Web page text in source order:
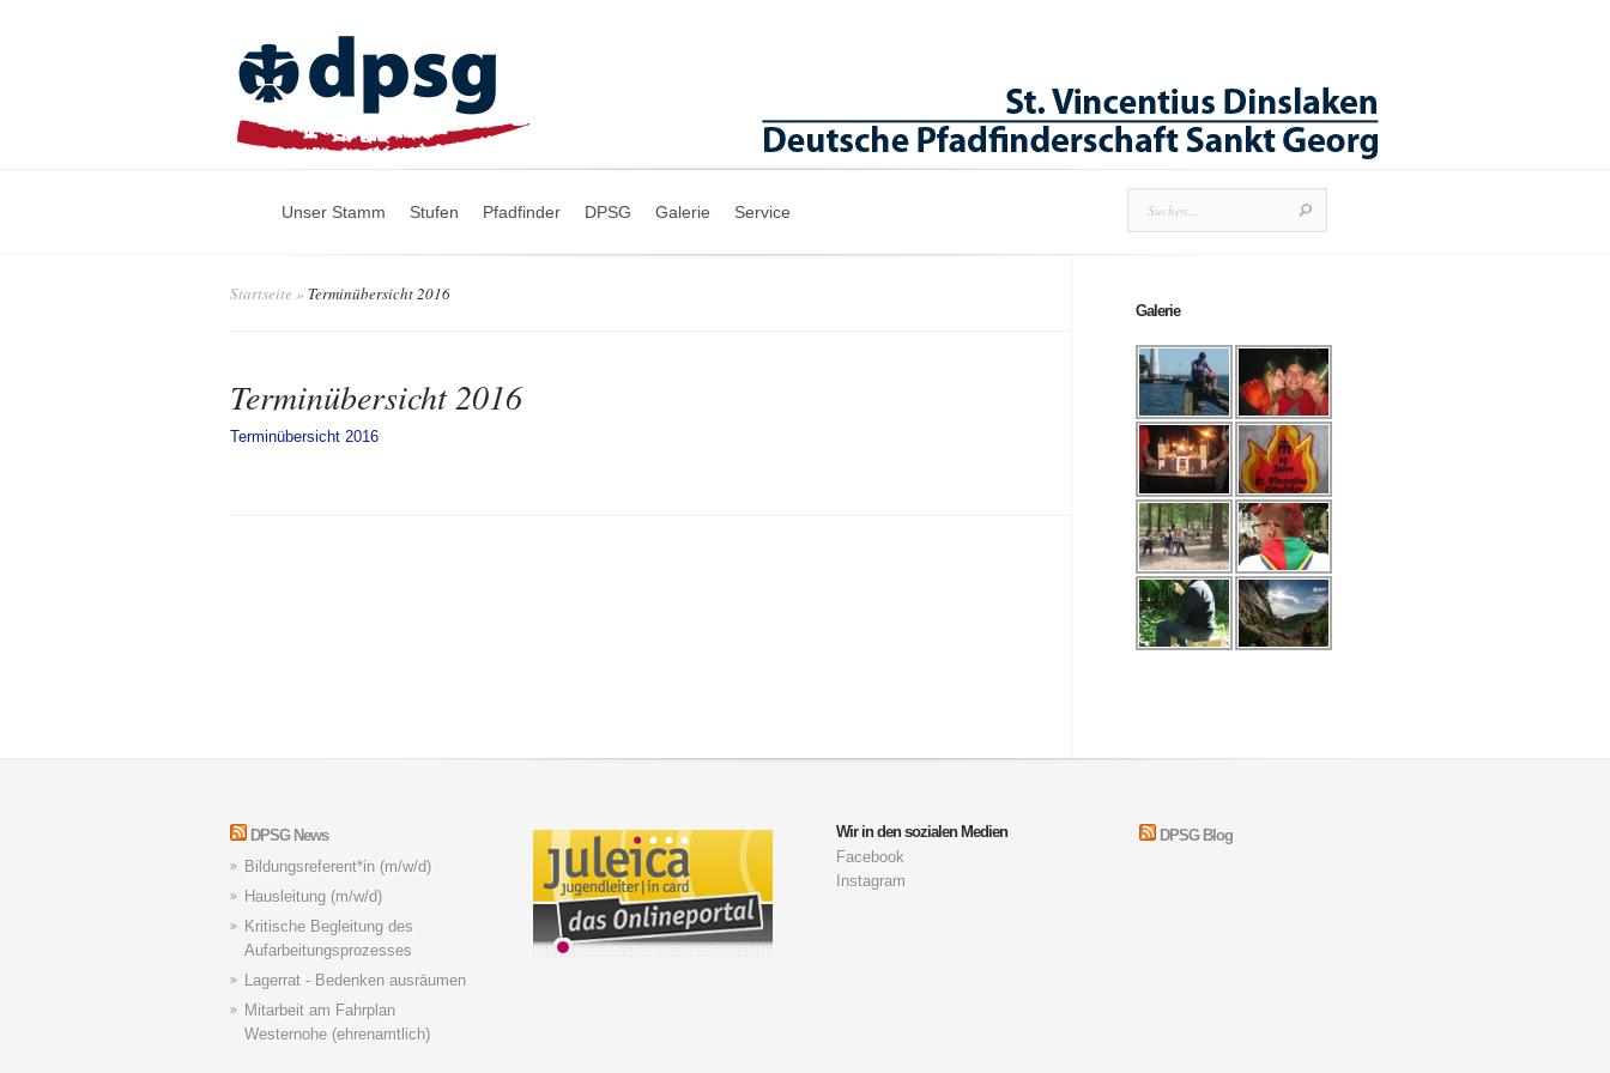
Unser Stamm Stufen Pfadfinder DPSG Galerie Service
Startseite » Terminübersicht 2016
Terminübersicht 2016
Terminübersicht 2016
Galerie
DPSG News
Bildungsreferent*in (m/w/d)
Hausleitung (m/w/d)
Kritische Begleitung des
Aufarbeitungsprozesses
Lagerrat - Bedenken ausräumen
Mitarbeit am Fahrplan
Westernohe (ehrenamtlich)
Wir in den sozialen Medien
Facebook
Instagram
DPSG Blog